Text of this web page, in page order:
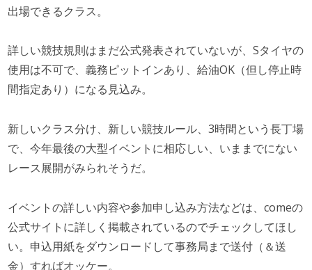
出場できるクラス。
詳しい競技規則はまだ公式発表されていないが、Sタイヤの
使用は不可で、義務ピットインあり、給油OK（但し停止時
間指定あり）になる見込み。
新しいクラス分け、新しい競技ルール、3時間という長丁場
で、今年最後の大型イベントに相応しい、いままでにない
レース展開がみられそうだ。
イベントの詳しい内容や参加申し込み方法などは、comeの
公式サイトに詳しく掲載されているのでチェックしてほし
い。申込用紙をダウンロードして事務局まで送付（＆送
金）すればオッケー。